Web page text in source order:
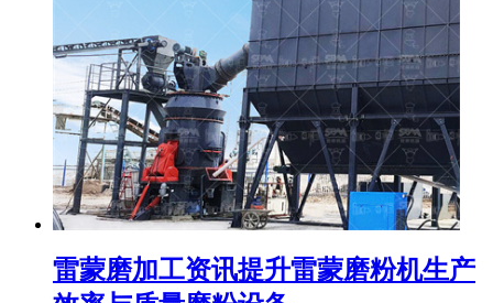
雷蒙磨加工资讯提升雷蒙磨粉机生产